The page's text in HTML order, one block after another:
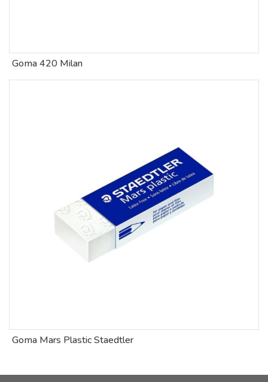
Goma 420 Milan
Goma Mars Plastic Staedtler